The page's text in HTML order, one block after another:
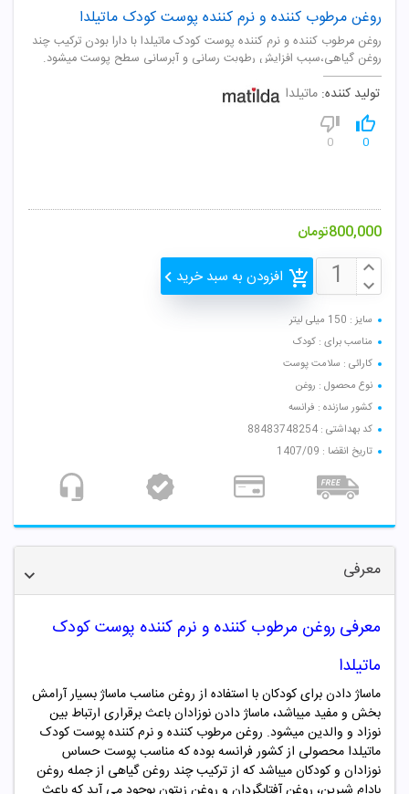
روغن مرطوب کننده و نرم کننده پوست کودک ماتیلدا
روغن مرطوب کننده و نرم کننده پوست کودک ماتیلدا با دارا بودن ترکیب چند
روغن گیاهی،سبب افزایش رطوبت رسانی و آبرسانی سطح پوست میشود.
تولید کننده: ماتیلدا
0
0
800,000تومان
افزودن به سبد خرید
سایز : 150 میلی لیتر
مناسب برای : کودک
کارائی : سلامت پوست
نوع محصول : روغن
کشور سازنده : فرانسه
کد بهداشتی : 88483748254
تاریخ انقضا : 1407/09
معرفی
معرفی روغن مرطوب کننده و نرم کننده پوست کودک
ماتیلدا
ماساژ دادن برای کودکان با استفاده از روغن مناسب ماساژ بسیار آرامش
بخش و مفید میباشد، ماساژ دادن نوزادان باعث برقراری ارتباط بین
نوزاد و والدین میشود. روغن مرطوب کننده و نرم کننده پوست کودک
ماتیلدا محصولی از کشور فرانسه بوده که مناسب پوست حساس
نوزادان و کودکان میباشد که از ترکیب چند روغن گیاهی از جمله روغن